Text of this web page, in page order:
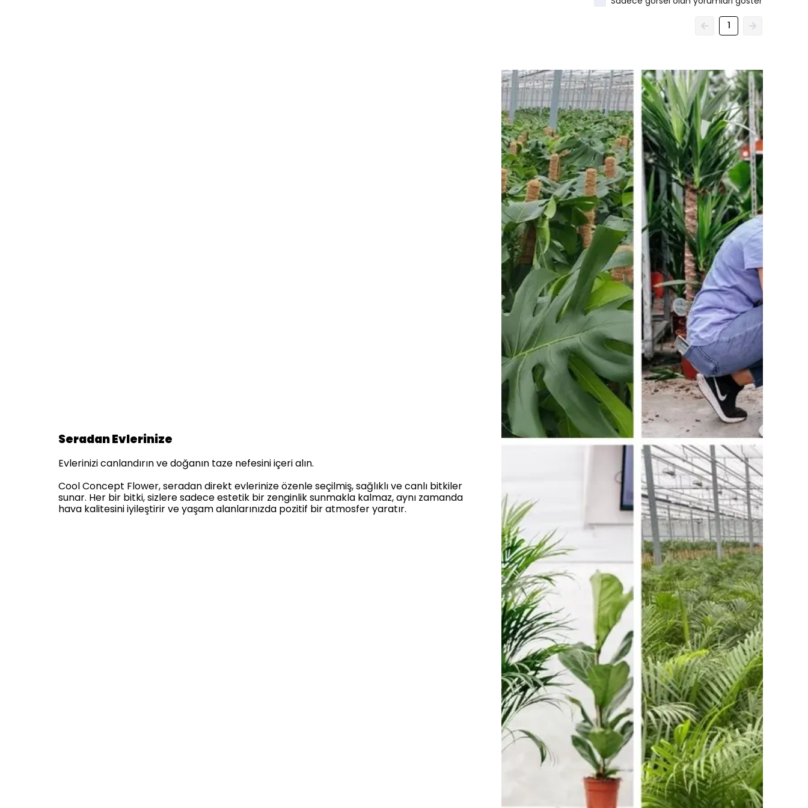
1
Seradan Evlerinize
Evlerinizi canlandırın ve doğanın taze nefesini içeri alın.
Cool Concept Flower, seradan direkt evlerinize özenle seçilmiş, sağlıklı ve canlı bitkiler
sunar. Her bir bitki, sizlere sadece estetik bir zenginlik sunmakla kalmaz, aynı zamanda
hava kalitesini iyileştirir ve yaşam alanlarınızda pozitif bir atmosfer yaratır.
Üye Ol